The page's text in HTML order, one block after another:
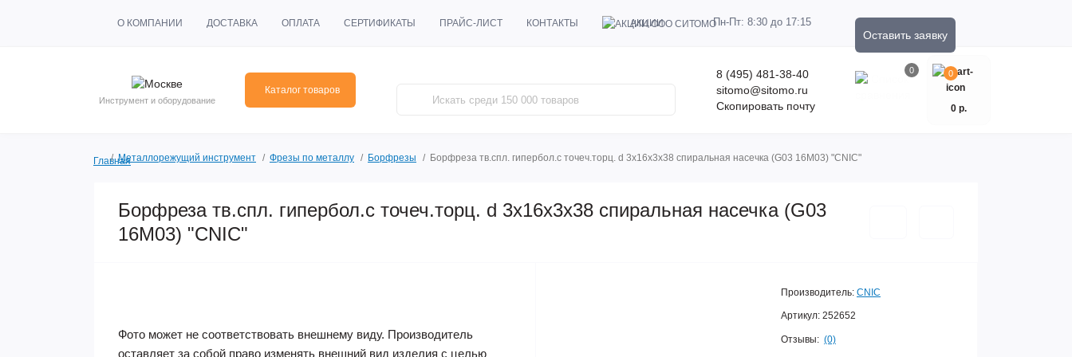
О КОМПАНИИ ДОСТАВКА ОПЛАТА СЕРТИФИКАТЫ ПРАЙС-ЛИСТ КОНТАКТЫ АКЦИИ Пн-Пт: 8:30 до 17:15
Оставить заявку
Инструмент и оборудование
Каталог товаров
8 (495) 481-38-40
sitomo@sitomo.ru
Скопировать почту
0 0
0 р.
ГлавнаяМеталлорежущий инструмент Фрезы по металлу Борфрезы Борфреза тв.спл. гипербол.с точеч.торц. d 3х16х3х38 спиральная насечка (G03 16М03) "CNIC"
Борфреза тв.спл. гипербол.с точеч.торц. d 3х16х3х38 спиральная насечка (G03
16М03) "CNIC"
Фото может не соответствовать внешнему виду. Производитель
оставляет за собой право изменять внешний вид изделия с целью
Производитель: CNIC
Артикул: 252652
Отзывы: (0)